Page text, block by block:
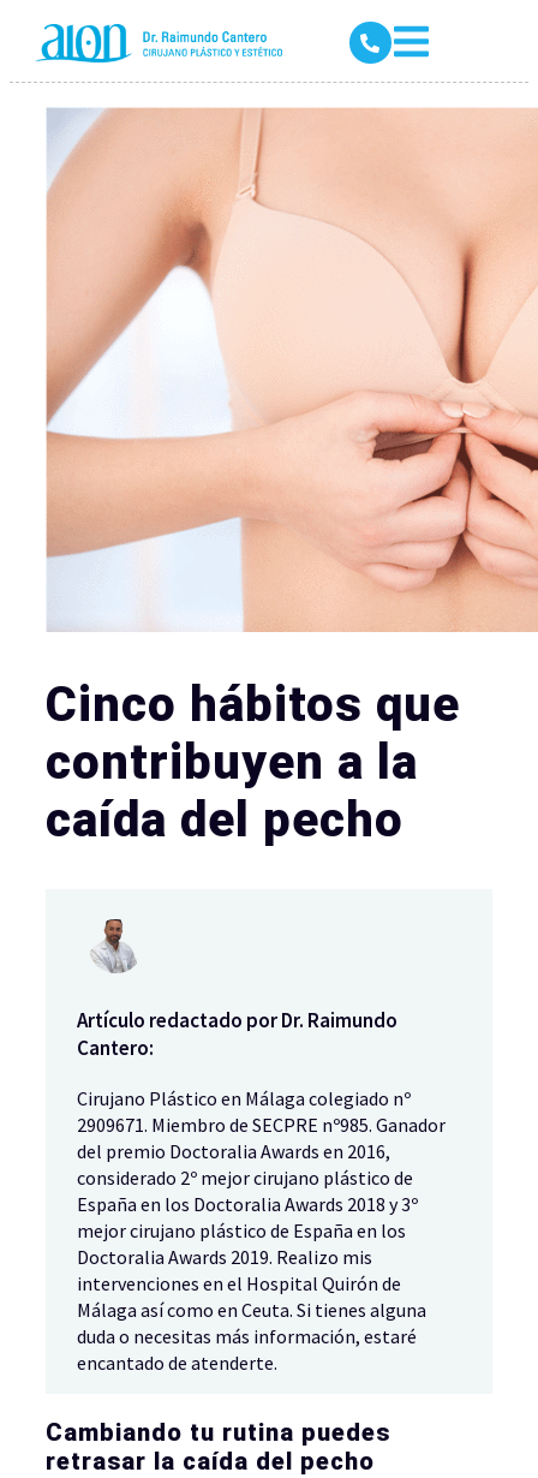
Cinco hábitos que
contribuyen a la
caída del pecho
Artículo redactado por Dr. Raimundo
Cantero:
Cirujano Plástico en Málaga colegiado nº
2909671. Miembro de SECPRE nº985. Ganador
del premio Doctoralia Awards en 2016,
considerado 2º mejor cirujano plástico de
España en los Doctoralia Awards 2018 y 3º
mejor cirujano plástico de España en los
Doctoralia Awards 2019. Realizo mis
intervenciones en el Hospital Quirón de
Málaga así como en Ceuta. Si tienes alguna
duda o necesitas más información, estaré
encantado de atenderte.
Cambiando tu rutina puedes
retrasar la caída del pecho